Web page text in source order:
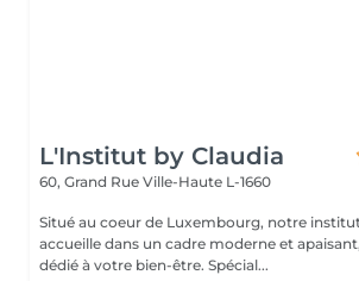
L'Institut by Claudia
60, Grand Rue Ville-Haute L-1660
Situé au coeur de Luxembourg, notre
accueille dans un cadre moderne et
dédié à votre bien-être. Spécial...